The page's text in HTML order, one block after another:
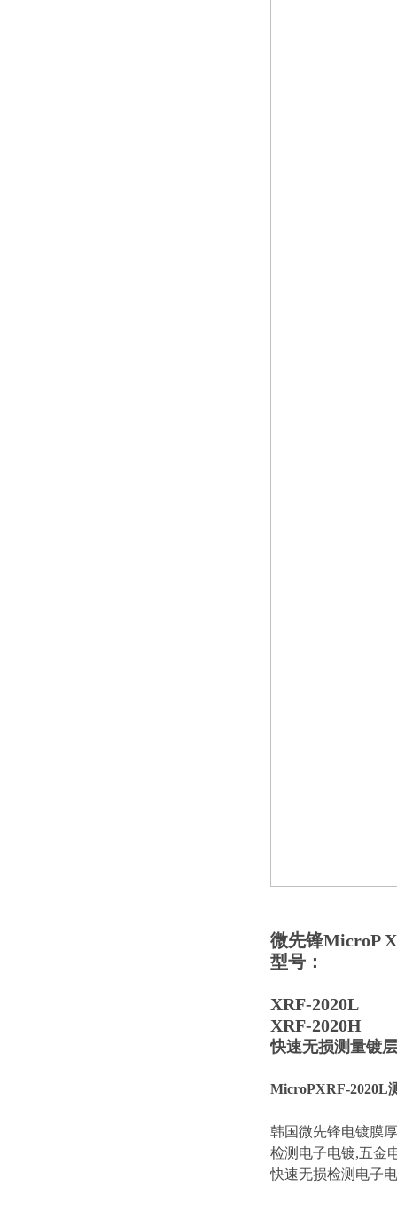
微先锋MicroP
型号：
XRF-2020L
XRF-2020H
快速无损测量镀
MicroPXRF-2020L
韩国微先锋电镀膜
检测电子电镀,五金
快速无损检测电子